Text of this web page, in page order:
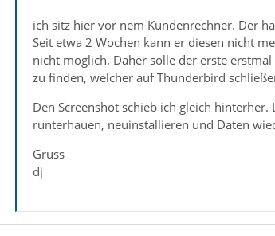
ich sitz hier vor nem Kundenrechner. Der
Seit etwa 2 Wochen kann er diesen nicht
nicht möglich. Daher solle der erste
zu finden, welcher auf Thunderbird
Den Screenshot schieb ich gleich
runterhauen, neuinstallieren und Daten
Gruss
dj